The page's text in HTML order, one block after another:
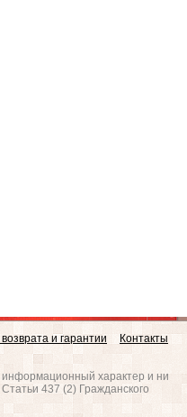
и гарантии
Контакты
характер и ни
437 (2) Гражданского